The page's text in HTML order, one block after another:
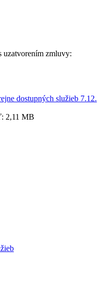
uzatvorením zmluvy:
dostupných služieb 7.12.
2,11 MB